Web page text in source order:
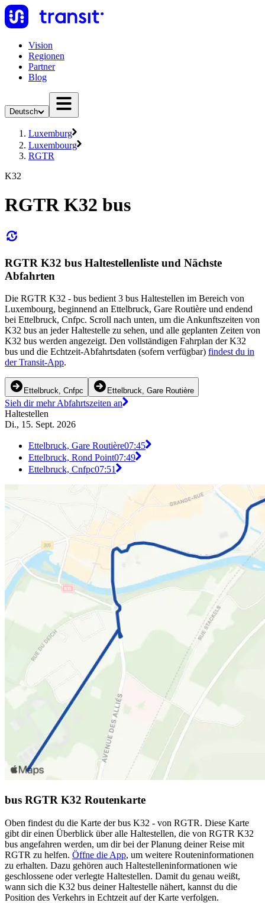
Vision
Regionen
Partner
Blog
Deutsch
Luxemburg
Luxembourg
RGTR
K32
RGTR K32 bus
RGTR K32 bus Haltestellenliste und Nächste
Abfahrten
Die RGTR K32 - bus bedient 3 bus Haltestellen im Bereich von
Luxembourg, beginnend an Ettelbruck, Gare Routière und endend
bei Ettelbruck, Cnfpc. Scroll nach unten, um die Ankunftszeiten von
K32 bus an jeder Haltestelle zu sehen, und alle geplanten Zeiten von
K32 bus werden angezeigt. Den vollständigen Fahrplan der K32
bus und die Echtzeit-Abfahrtsdaten (sofern verfügbar) findest du in
der Transit-App.
Ettelbruck, Cnfpc Ettelbruck, Gare Routière
Sieh dir mehr Abfahrtszeiten an
Haltestellen
Di., 15. Sept. 2026
Ettelbruck, Gare Routière07:45
Ettelbruck, Rond Point07:49
Ettelbruck, Cnfpc07:51
bus RGTR K32 Routenkarte
Oben findest du die Karte der bus K32 - von RGTR. Diese Karte
gibt dir einen Überblick über alle Haltestellen, die von RGTR K32
bus angefahren werden, um dir bei der Planung deiner Reise mit
RGTR zu helfen. Öffne die App, um weitere Routeninformationen
zu erhalten. Dazu gehören auch Haltestelleninformationen wie
geschlossene oder verlegte Haltestellen. Damit du genau weißt,
wann sich die K32 bus deiner Haltestelle nähert, kannst du die
Position des Verkehrs in Echtzeit auf der Karte verfolgen.